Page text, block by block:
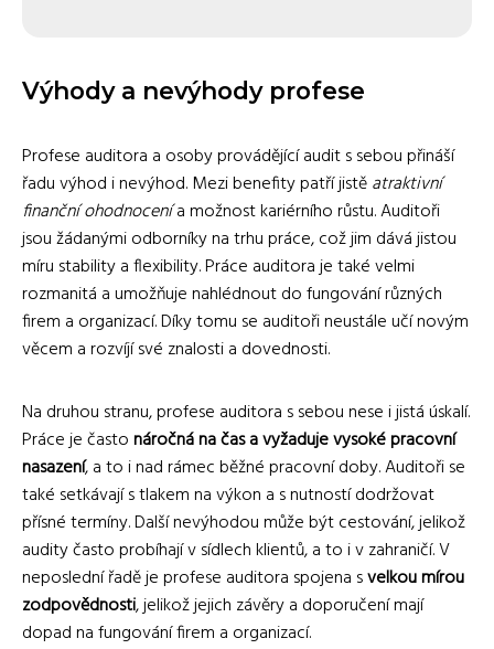
Výhody a nevýhody profese
Profese auditora a osoby provádějící audit s sebou přináší
řadu výhod i nevýhod. Mezi benefity patří jistěatraktivní
finanční ohodnocenía možnost kariérního růstu. Auditoři
jsou žádanými odborníky na trhu práce, což jim dává jistou
míru stability a flexibility. Práce auditora je také velmi
rozmanitá a umožňuje nahlédnout do fungování různých
firem a organizací. Díky tomu se auditoři neustále učí novým
věcem a rozvíjí své znalosti a dovednosti.
Na druhou stranu, profese auditora s sebou nese i jistá úskalí.
Práce je častonáročná na čas a vyžaduje vysoké pracovní
nasazení, a to i nad rámec běžné pracovní doby. Auditoři se
také setkávají s tlakem na výkon a s nutností dodržovat
přísné termíny. Další nevýhodou může být cestování, jelikož
audity často probíhají v sídlech klientů, a to i v zahraničí. V
neposlední řadě je profese auditora spojena svelkou mírou
zodpovědnosti, jelikož jejich závěry a doporučení mají
dopad na fungování firem a organizací.